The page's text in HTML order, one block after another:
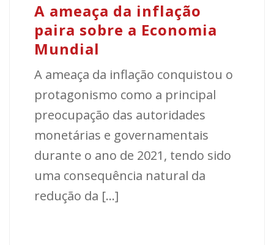
A ameaça da inflação
paira sobre a Economia
Mundial
A ameaça da inflação conquistou o
protagonismo como a principal
preocupação das autoridades
monetárias e governamentais
durante o ano de 2021, tendo sido
uma consequência natural da
redução da [...]